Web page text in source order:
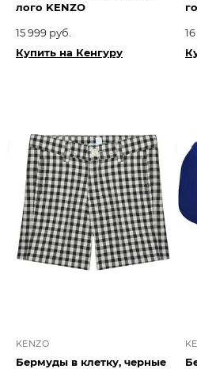
лого KENZO
15 999 руб.
Купить на Кенгуру
KENZO
Бермуды в клетку, черные